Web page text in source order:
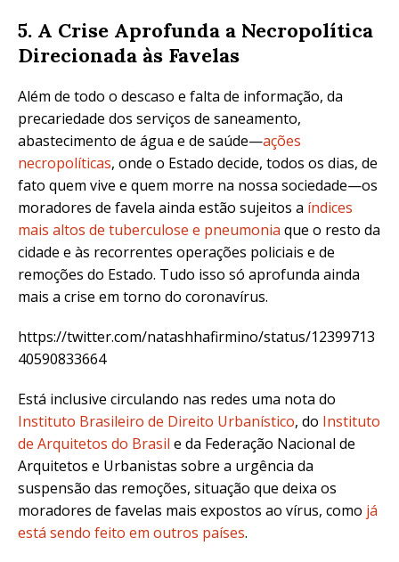
5. A Crise Aprofunda a Necropolítica
Direcionada às Favelas
Além de todo o descaso e falta de informação, da
precariedade dos serviços de saneamento,
abastecimento de água e de saúde—ações
necropolíticas, onde o Estado decide, todos os dias, de
fato quem vive e quem morre na nossa sociedade—os
moradores de favela ainda estão sujeitos a índices
mais altos de tuberculose e pneumonia que o resto da
cidade e às recorrentes operações policiais e de
remoções do Estado. Tudo isso só aprofunda ainda
mais a crise em torno do coronavírus.
https://twitter.com/natashhafirmino/status/12399713
40590833664
Está inclusive circulando nas redes uma nota do
Instituto Brasileiro de Direito Urbanístico, do Instituto
de Arquitetos do Brasil e da Federação Nacional de
Arquitetos e Urbanistas sobre a urgência da
suspensão das remoções, situação que deixa os
moradores de favelas mais expostos ao vírus, como já
está sendo feito em outros países.